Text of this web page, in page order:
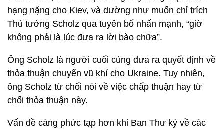
hạng nặng cho Kiev, và dường như muốn chỉ trích
Thủ tướng Scholz qua tuyên bố nhấn mạnh, “giờ
không phải là lúc đưa ra lời bào chữa”.
Ông Scholz là người cuối cùng đưa ra quyết định về
thỏa thuận chuyển vũ khí cho Ukraine. Tuy nhiên,
ông Scholz từ chối nói về việc chấp thuận hay từ
chối thỏa thuận này.
Vấn đề càng phức tạp hơn khi Ban Thư ký về các